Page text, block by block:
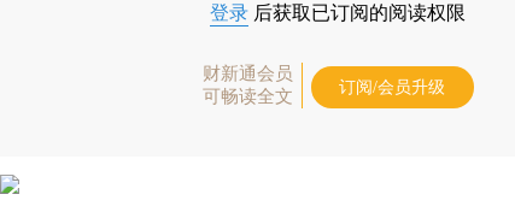
登录 后获取已订阅的阅读权限
财新通会员
可畅读全文
订阅/会员升级